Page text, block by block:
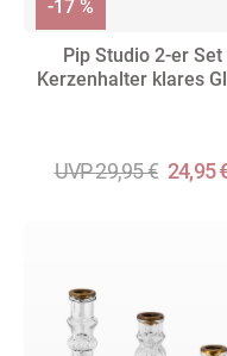
Pip Studio 2-er Set
Kerzenhalter klares
UVP 29,95 € 24,95
-17 %